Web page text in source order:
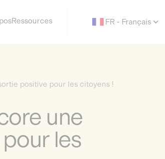
Ressources FR - Français
positive pour les citoyens !
une
les